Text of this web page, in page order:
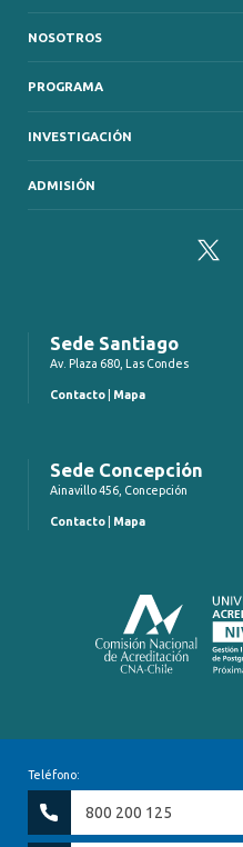
NOSOTROS
PROGRAMA
INVESTIGACIÓN
ADMISIÓN
Twitter
Sede Santiago
Av. Plaza 680, Las Condes
Contacto Mapa
Sede Concepción
Ainavillo 456, Concepción
Contacto Mapa
Teléfono:
800 200 125